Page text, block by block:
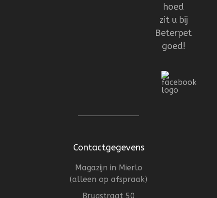
hoed
zit u bij
Beterpet
goed!
Contactgegevens
Magazijn in Mierlo
(alleen op afspraak)
Brugstraat 50